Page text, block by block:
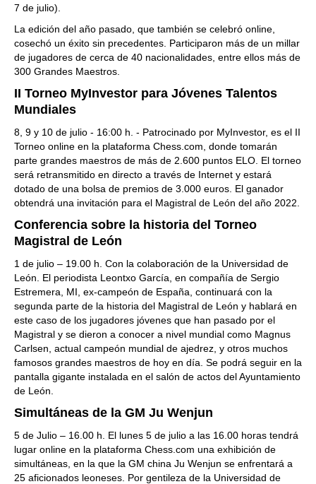
7 de julio).
La edición del año pasado, que también se celebró online,
cosechó un éxito sin precedentes. Participaron más de un millar
de jugadores de cerca de 40 nacionalidades, entre ellos más de
300 Grandes Maestros.
II Torneo MyInvestor para Jóvenes Talentos
Mundiales
8, 9 y 10 de julio - 16:00 h. - Patrocinado por MyInvestor, es el II
Torneo online en la plataforma Chess.com, donde tomarán
parte grandes maestros de más de 2.600 puntos ELO. El torneo
será retransmitido en directo a través de Internet y estará
dotado de una bolsa de premios de 3.000 euros. El ganador
obtendrá una invitación para el Magistral de León del año 2022.
Conferencia sobre la historia del Torneo
Magistral de León
1 de julio – 19.00 h. Con la colaboración de la Universidad de
León. El periodista Leontxo García, en compañía de Sergio
Estremera, MI, ex-campeón de España, continuará con la
segunda parte de la historia del Magistral de León y hablará en
este caso de los jugadores jóvenes que han pasado por el
Magistral y se dieron a conocer a nivel mundial como Magnus
Carlsen, actual campeón mundial de ajedrez, y otros muchos
famosos grandes maestros de hoy en día. Se podrá seguir en la
pantalla gigante instalada en el salón de actos del Ayuntamiento
de León.
Simultáneas de la GM Ju Wenjun
5 de Julio – 16.00 h. El lunes 5 de julio a las 16.00 horas tendrá
lugar online en la plataforma Chess.com una exhibición de
simultáneas, en la que la GM china Ju Wenjun se enfrentará a
25 aficionados leoneses. Por gentileza de la Universidad de